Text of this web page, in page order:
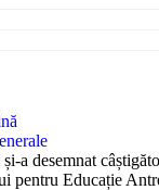
a desemnat
pentru Educație